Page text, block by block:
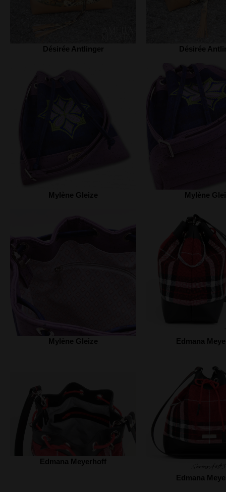
Désirée Antlinger Désirée
Mylène Gleize Mylène
Mylène Gleize Edmana
Edmana Meyerhoff
Edmana